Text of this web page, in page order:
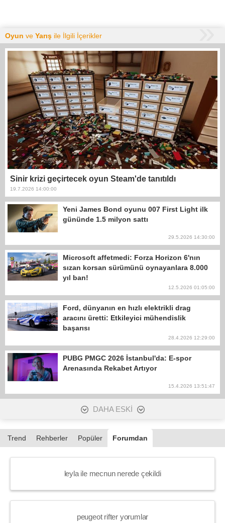
Oyun ve Yarış ile İlgili İçerikler
Sinir krizi geçirtecek oyun Steam'de tanıtıldı
19.7.2026 14:00:00
Yeni James Bond oyunu 007 First Light ilk
gününde 1.5 milyon sattı
29.5.2026 14:30:00
Microsoft affetmedi: Forza Horizon 6'nın
sızan korsan sürümünü oynayanlara 8.000
yıl ban!
12.5.2026 01:05:00
Ford, dünyanın en hızlı elektrikli drag
aracını üretti: Etkileyici mühendislik
başarısı
28.4.2026 12:29:00
PUBG PMGC 2026 İstanbul'da: E-spor
Arenasında Rekabet Artıyor
15.4.2026 13:51:47
DAHA ESKİ
Trend Rehberler Popüler Forumdan
leyla ile mecnun nerede çekildi
peugeot rifter yorumlar